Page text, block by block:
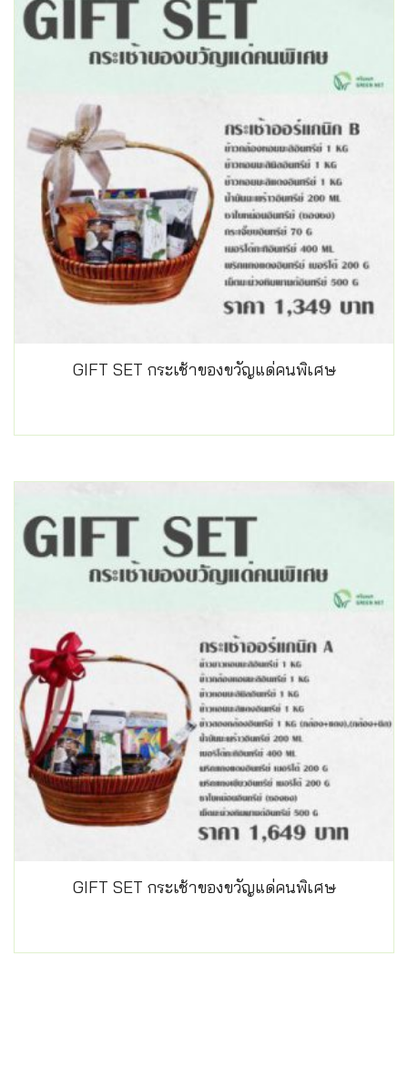
GIFT SET กระเช้าของขวัญแด่คนพิเศษ
GIFT SET กระเช้าของขวัญแด่คนพิเศษ